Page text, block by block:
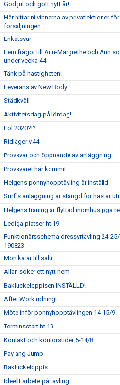
God jul och gott nytt år!
Här hittar ni vinnarna av privatlektioner
försäljningen
Enkätsvar
Fem frågor till Ann-Margrethe och Ann
under vecka 44
Tänk på hastigheten!
Leverans av New Body
Städkväll
Aktivitetsdag på lördag!
Föl 2020?!?
Ridläger v.44
Provsvar och öppnande av anläggning
Provsvaret har kommit
Helgens ponnyhopptävling är inställd
Surf´s anläggning är stängd för hästar
Helgens träning är flyttad inomhus pga
Lediga platser ht 19
Funktionärsschema dressyrtävling 24-
190823
Monika är till salu
Allan söker ett nytt hem
Bakluckeloppisen INSTÄLLD!
After Work ridning!
Möte inför ponnyhopptävlingen 14-15/9
Terminsstart ht 19
Kontakt och kontorstider 5-14/8
Pay ang Jump
Bakluckeloppis
Ideellt arbete på tävling